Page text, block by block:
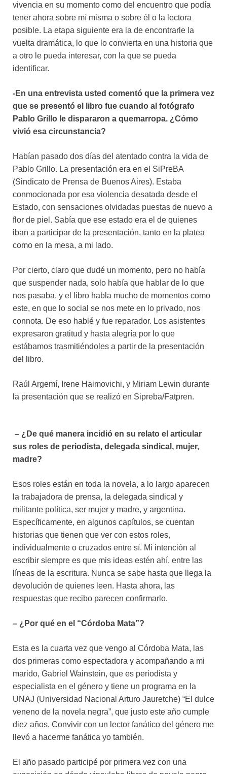
vivencia en su momento como del encuentro que podía
tener ahora sobre mí misma o sobre él o la lectora
posible. La etapa siguiente era la de encontrarle la
vuelta dramática, lo que lo convierta en una historia que
a otro le pueda interesar, con la que se pueda
identificar.
-En una entrevista usted comentó que la primera vez
que se presentó el libro fue cuando al fotógrafo
Pablo Grillo le dispararon a quemarropa. ¿Cómo
vivió esa circunstancia?
Habían pasado dos días del atentado contra la vida de
Pablo Grillo. La presentación era en el SiPreBA
(Sindicato de Prensa de Buenos Aires). Estaba
conmocionada por esa violencia desatada desde el
Estado, con sensaciones olvidadas puestas de nuevo a
flor de piel. Sabía que ese estado era el de quienes
iban a participar de la presentación, tanto en la platea
como en la mesa, a mi lado.
Por cierto, claro que dudé un momento, pero no había
que suspender nada, solo había que hablar de lo que
nos pasaba, y el libro habla mucho de momentos como
este, en que lo social se nos mete en lo privado, nos
connota. De eso hablé y fue reparador. Los asistentes
expresaron gratitud y hasta alegría por lo que
estábamos trasmitiéndoles a partir de la presentación
del libro.
Raúl Argemí, Irene Haimovichi, y Miriam Lewin durante
la presentación que se realizó en Sipreba/Fatpren.
– ¿De qué manera incidió en su relato el articular
sus roles de periodista, delegada sindical, mujer,
madre?
Esos roles están en toda la novela, a lo largo aparecen
la trabajadora de prensa, la delegada sindical y
militante política, ser mujer y madre, y argentina.
Específicamente, en algunos capítulos, se cuentan
historias que tienen que ver con estos roles,
individualmente o cruzados entre sí. Mi intención al
escribir siempre es que mis ideas estén ahí, entre las
líneas de la escritura. Nunca se sabe hasta que llega la
devolución de quienes leen. Hasta ahora, las
respuestas que recibo parecen confirmarlo.
– ¿Por qué en el “Córdoba Mata”?
Esta es la cuarta vez que vengo al Córdoba Mata, las
dos primeras como espectadora y acompañando a mi
marido, Gabriel Wainstein, que es periodista y
especialista en el género y tiene un programa en la
UNAJ (Universidad Nacional Arturo Jauretche) “El dulce
veneno de la novela negra”, que justo este año cumple
diez años. Convivir con un lector fanático del género me
llevó a hacerme fanática yo también.
El año pasado participé por primera vez con una